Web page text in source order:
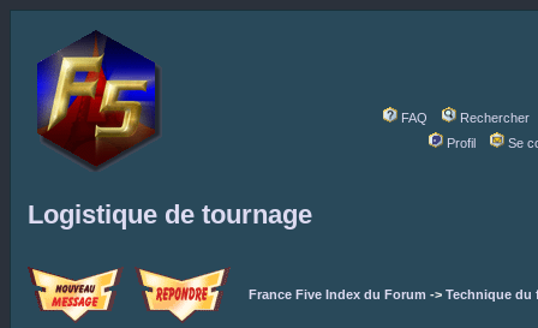
FAQ
Rechercher
Profil
Se
Logistique de tournage
France Five Index du Forum -> Technique du